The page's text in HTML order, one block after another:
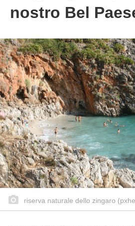
nostro Bel
riserva naturale dello zingaro